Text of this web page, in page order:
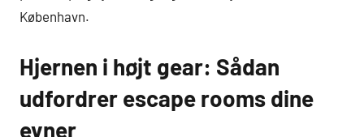
København.
Hjernen i højt gear: Sådan
udfordrer escape rooms dine
evner